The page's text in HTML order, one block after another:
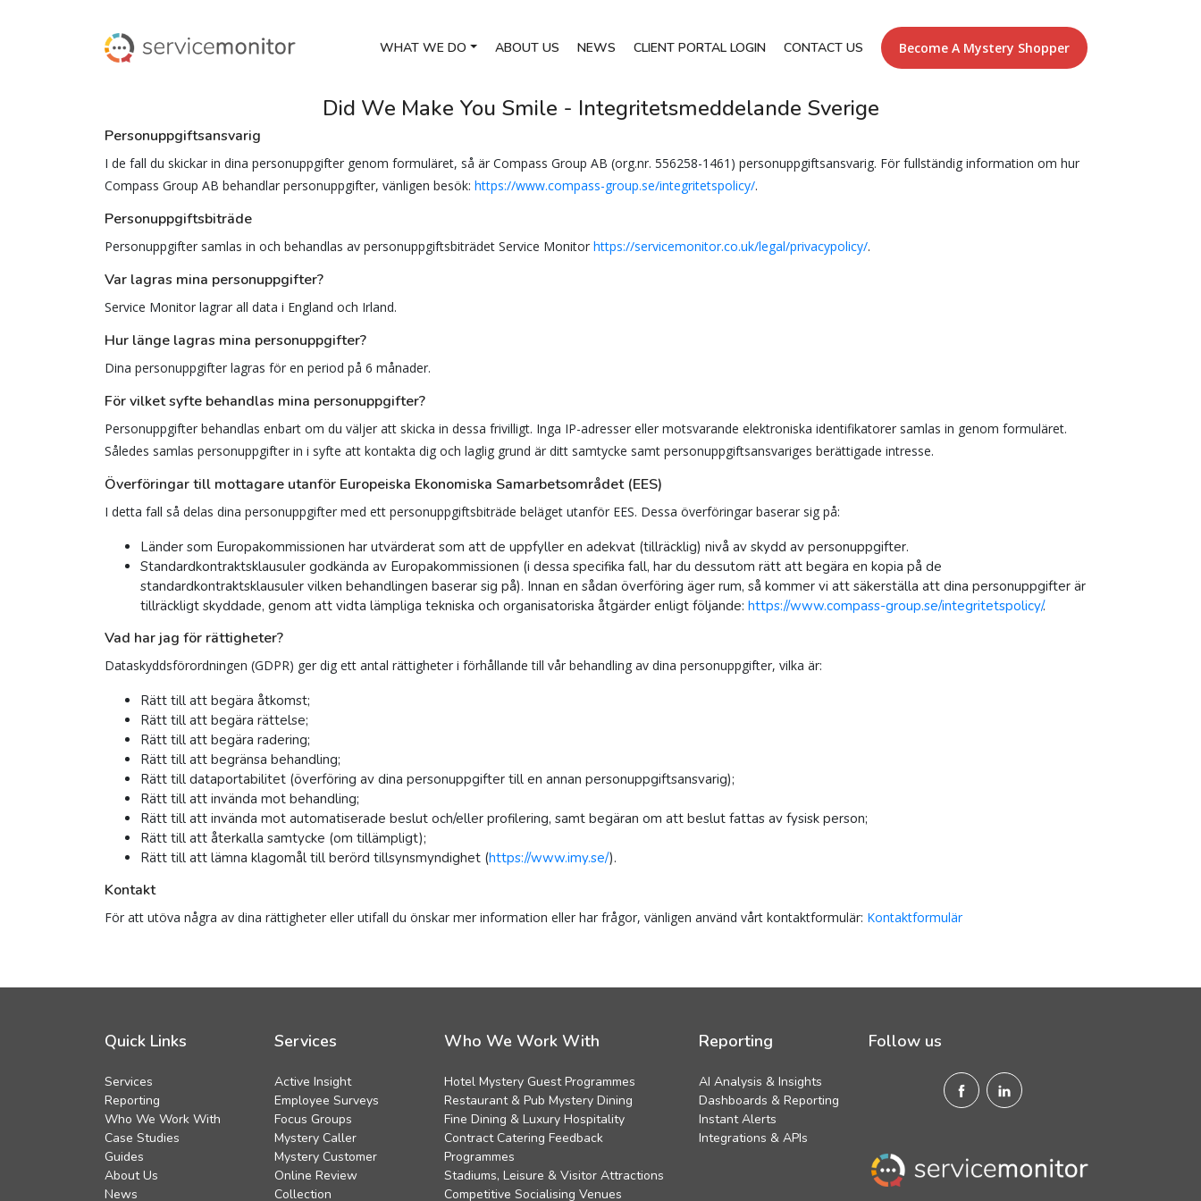
WHAT WE DO ABOUT US NEWS CLIENT PORTAL LOGIN CONTACT US Become A Mystery Shopper
Did We Make You Smile - Integritetsmeddelande Sverige
Personuppgiftsansvarig
I de fall du skickar in dina personuppgifter genom formuläret, så är Compass Group AB (org.nr. 556258-1461) personuppgiftsansvarig. För fullständig information om hur
Compass Group AB behandlar personuppgifter, vänligen besök: https://www.compass-group.se/integritetspolicy/.
Personuppgiftsbiträde
Personuppgifter samlas in och behandlas av personuppgiftsbiträdet Service Monitor https://servicemonitor.co.uk/legal/privacypolicy/.
Var lagras mina personuppgifter?
Service Monitor lagrar all data i England och Irland.
Hur länge lagras mina personuppgifter?
Dina personuppgifter lagras för en period på 6 månader.
För vilket syfte behandlas mina personuppgifter?
Personuppgifter behandlas enbart om du väljer att skicka in dessa frivilligt. Inga IP-adresser eller motsvarande elektroniska identifikatorer samlas in genom formuläret.
Således samlas personuppgifter in i syfte att kontakta dig och laglig grund är ditt samtycke samt personuppgiftsansvariges berättigade intresse.
Överföringar till mottagare utanför Europeiska Ekonomiska Samarbetsområdet (EES)
I detta fall så delas dina personuppgifter med ett personuppgiftsbiträde beläget utanför EES. Dessa överföringar baserar sig på:
Länder som Europakommissionen har utvärderat som att de uppfyller en adekvat (tillräcklig) nivå av skydd av personuppgifter.
Standardkontraktsklausuler godkända av Europakommissionen (i dessa specifika fall, har du dessutom rätt att begära en kopia på de
standardkontraktsklausuler vilken behandlingen baserar sig på). Innan en sådan överföring äger rum, så kommer vi att säkerställa att dina personuppgifter är
tillräckligt skyddade, genom att vidta lämpliga tekniska och organisatoriska åtgärder enligt följande: https://www.compass-group.se/integritetspolicy/.
Vad har jag för rättigheter?
Dataskyddsförordningen (GDPR) ger dig ett antal rättigheter i förhållande till vår behandling av dina personuppgifter, vilka är:
Rätt till att begära åtkomst;
Rätt till att begära rättelse;
Rätt till att begära radering;
Rätt till att begränsa behandling;
Rätt till dataportabilitet (överföring av dina personuppgifter till en annan personuppgiftsansvarig);
Rätt till att invända mot behandling;
Rätt till att invända mot automatiserade beslut och/eller profilering, samt begäran om att beslut fattas av fysisk person;
Rätt till att återkalla samtycke (om tillämpligt);
Rätt till att lämna klagomål till berörd tillsynsmyndighet (https://www.imy.se/).
Kontakt
För att utöva några av dina rättigheter eller utifall du önskar mer information eller har frågor, vänligen använd vårt kontaktformulär: Kontaktformulär
Quick Links
Services
Reporting
Who We Work With
Case Studies
Guides
About Us
News
Services
Active Insight
Employee Surveys
Focus Groups
Mystery Caller
Mystery Customer
Online Review
Collection
Who We Work With
Hotel Mystery Guest Programmes
Restaurant & Pub Mystery Dining
Fine Dining & Luxury Hospitality
Contract Catering Feedback
Programmes
Stadiums, Leisure & Visitor Attractions
Competitive Socialising Venues
Reporting
AI Analysis & Insights
Dashboards & Reporting
Instant Alerts
Integrations & APIs
Follow us